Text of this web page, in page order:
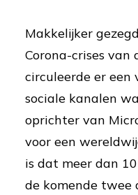
Makkelijker
Corona-crises van
circuleerde er een
sociale kanalen
oprichter van
voor een
is dat meer dan
de komende twee